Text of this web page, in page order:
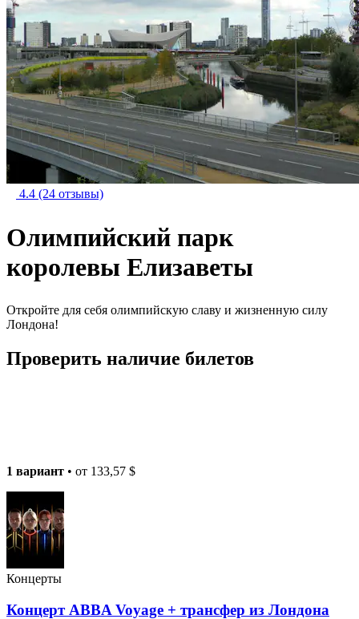
4.4 (24 отзывы)
Олимпийский парк
королевы Елизаветы
Откройте для себя олимпийскую славу и жизненную силу
Лондона!
Проверить наличие билетов
1 вариант • от 133,57 $
Концерты
Концерт ABBA Voyage + трансфер из Лондона